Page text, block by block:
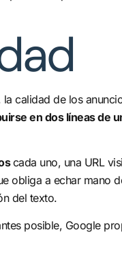
calidad de los
en dos líneas de
cada uno, una URL
obliga a echar mano
del texto.
posible, Google